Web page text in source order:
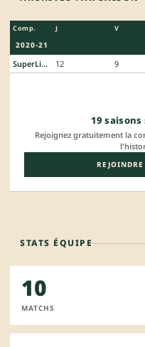
Comp. J V
2020-21
SuperLiga 12 9
19
Rejoignez gratuitement la
STATS ÉQUIPE
10
MATCHS